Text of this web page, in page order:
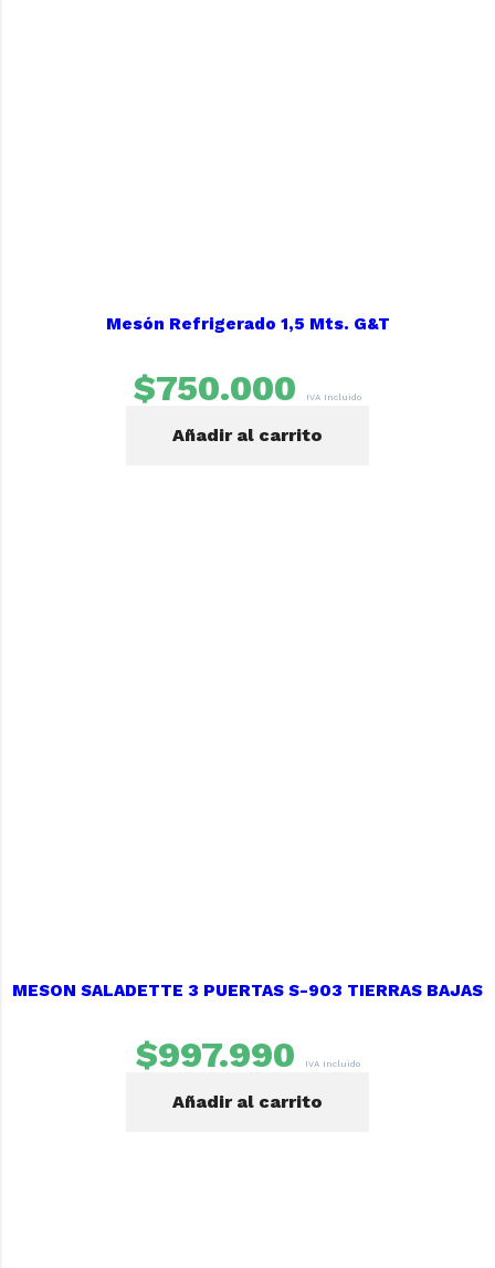
Mesón Refrigerado 1,5 Mts. G&T
$750.000 IVA Incluido
Añadir al carrito
MESON SALADETTE 3 PUERTAS S-903 TIERRAS BAJAS
$997.990 IVA Incluido
Añadir al carrito